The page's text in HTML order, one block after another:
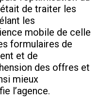
était de traiter les
les
mobile de celle
formulaires de
et de
des offres et
mieux
l’agence.